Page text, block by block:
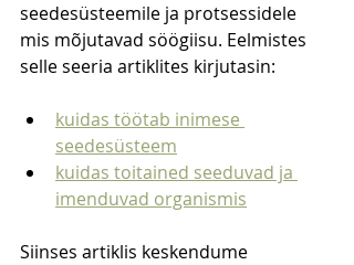
seedesüsteemile ja protsessidele
mis mõjutavad söögiisu. Eelmistes
selle seeria artiklites kirjutasin:
kuidas töötab inimese
seedesüsteem
kuidas toitained seeduvad ja
imenduvad organismis
Siinses artiklis keskendume